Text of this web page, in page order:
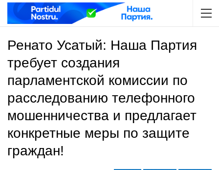
Ренато Усатый: Наша Партия
требует создания
парламентской комиссии по
расследованию телефонного
мошенничества и предлагает
конкретные меры по защите
граждан!